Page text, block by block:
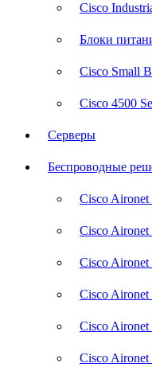
Cisco
Блоки
Cisco Small
Cisco 4500
Серверы
Беспроводные
Cisco Aironet
Cisco Aironet
Cisco Aironet
Cisco Aironet
Cisco Aironet
Cisco Aironet